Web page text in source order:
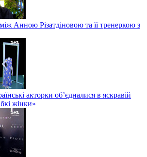
Анною Різатдіновою та її тренеркою з
акторки об’єдналися в яскравій
жінки»